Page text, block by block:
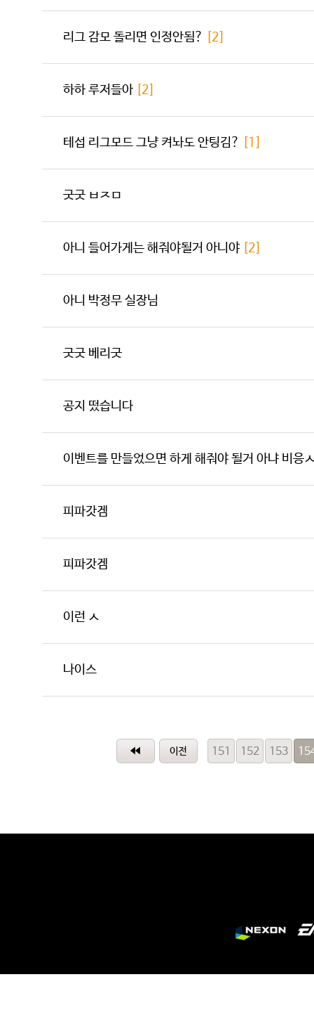
리그 감모 돌리면 인정안됨? [2]
하하 루저들아 [2]
테섭 리그모드 그냥 켜놔도 안팅김? [1]
굿굿 ㅂㅈㅁ
아니 들어가게는 해줘야될거 아니야 [2]
아니 박정무 실장님
굿굿 베리굿
공지 떴습니다
이벤트를 만들었으면 하게 해줘야 될거 아냐 비응
피파갓겜
피파갓겜
이런 ㅅ
나이스
151 152 153